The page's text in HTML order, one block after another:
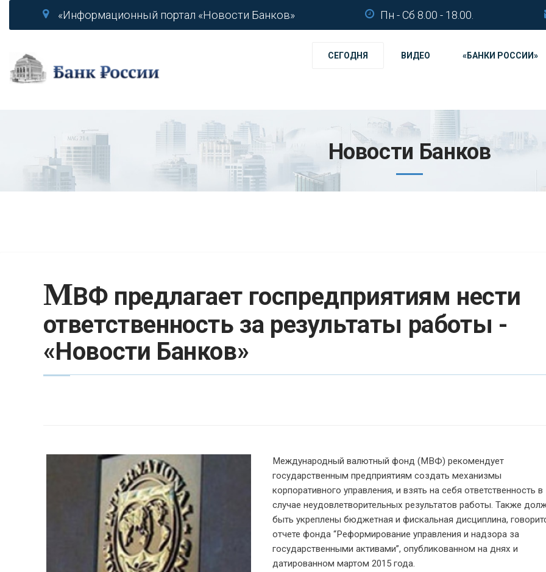
«Информационный портал «Новости Банков» Пн - Сб 8.00 - 18.00.
СЕГОДНЯ ВИДЕО «БАНКИ РОССИИ»
Новости Банков
МВФ предлагает госпредприятиям нести
ответственность за результаты работы -
«Новости Банков»
Международный валютный фонд (МВФ) рекомендует
государственным предприятиям создать механизмы
корпоративного управления, и взять на себя ответственность в
случае неудовлетворительных результатов работы. Также
быть укреплены бюджетная и фискальная дисциплина,
отчете фонда “Реформирование управления и надзора за
государственными активами”, опубликованном на днях и
датированном мартом 2015 года.